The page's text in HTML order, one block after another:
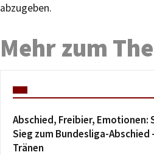
abzugeben.
Mehr zum
Abschied, Freibier, Emotionen:
Sieg zum Bundesliga-Abschied
Tränen